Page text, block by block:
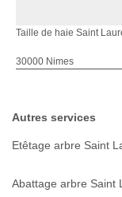
Taille de haie Saint
30000 Nimes
Autres services
Etêtage arbre Saint
Abattage arbre Saint